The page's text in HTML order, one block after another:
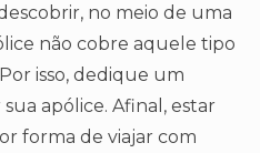
no meio de uma
não cobre aquele tipo
isso, dedique um
apólice. Afinal, estar
forma de viajar com